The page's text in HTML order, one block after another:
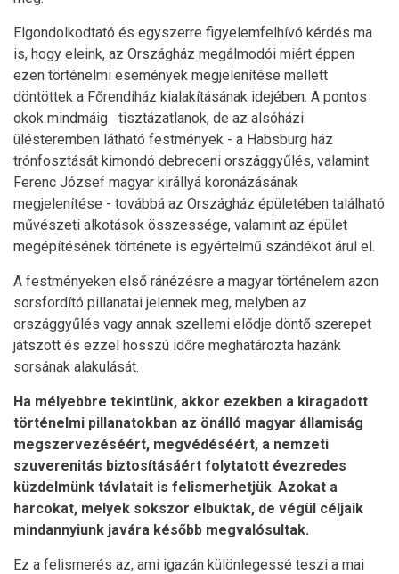
Elgondolkodtató és egyszerre figyelemfelhívó kérdés ma
is, hogy eleink, az Országház megálmodói miért éppen
ezen történelmi események megjelenítése mellett
döntöttek a Főrendiház kialakításának idejében. A pontos
okok mindmáig tisztázatlanok, de az alsóházi
ülésteremben látható festmények - a Habsburg ház
trónfosztását kimondó debreceni országgyűlés, valamint
Ferenc József magyar királlyá koronázásának
megjelenítése - továbbá az Országház épületében található
művészeti alkotások összessége, valamint az épület
megépítésének története is egyértelmű szándékot árul el.
A festményeken első ránézésre a magyar történelem azon
sorsfordító pillanatai jelennek meg, melyben az
országgyűlés vagy annak szellemi elődje döntő szerepet
játszott és ezzel hosszú időre meghatározta hazánk
sorsának alakulását.
Ha mélyebbre tekintünk, akkor ezekben a kiragadott
történelmi pillanatokban az önálló magyar államiság
megszervezéséért, megvédéséért, a nemzeti
szuverenitás biztosításáért folytatott évezredes
küzdelmünk távlatait is felismerhetjük. Azokat a
harcokat, melyek sokszor elbuktak, de végül céljaik
mindannyiunk javára később megvalósultak.
Ez a felismerés az, ami igazán különlegessé teszi a mai